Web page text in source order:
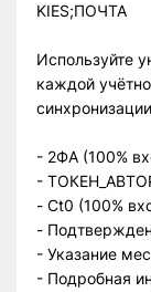
KIES;ПОЧТА
Используйте
каждой
- 2ФА (100%
-
- Ct0 (100%
-
- Указание
- Подробная